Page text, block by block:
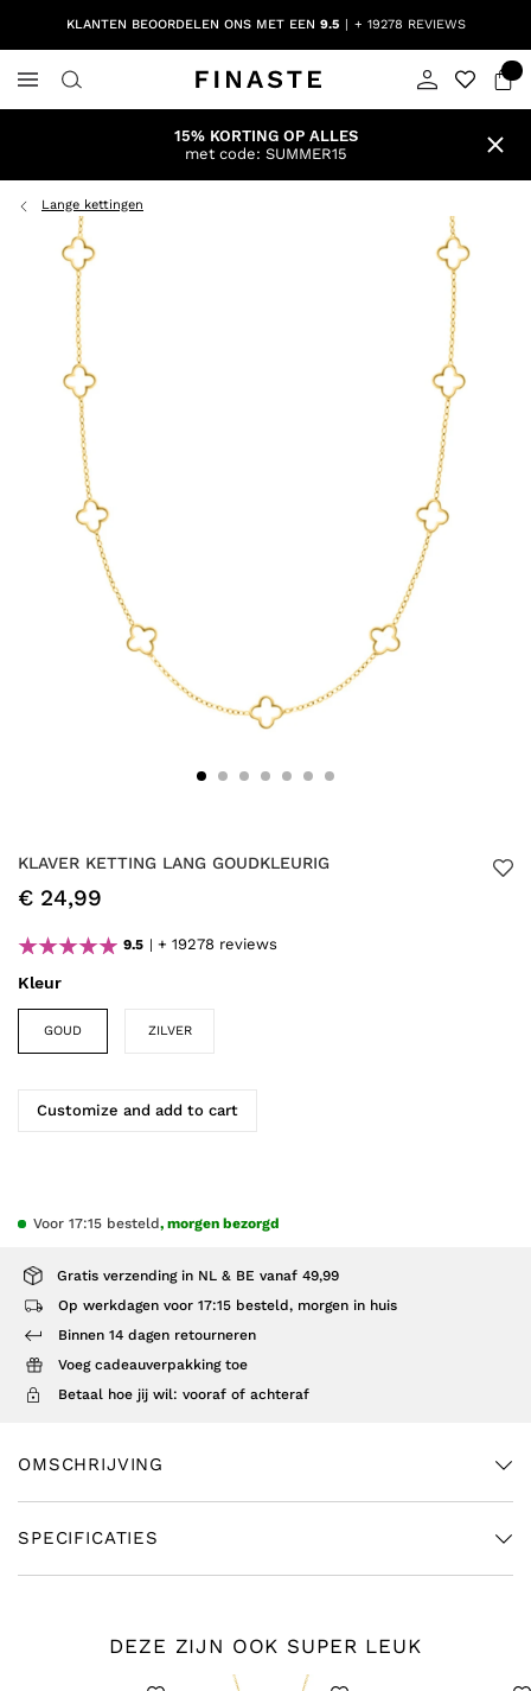
KLANTEN BEOORDELEN ONS MET EEN 9.5 + 19278 REVIEWS
15% KORTING OP ALLES
met code: SUMMER15
Lange kettingen
KLAVER KETTING LANG GOUDKLEURIG
Kleur
GOUD ZILVER
9.5 + 19278 reviews
Gratis verzending in NL & BE vanaf 49,99
Op werkdagen voor 17:15 besteld, morgen in huis
Binnen 14 dagen retourneren
Voeg cadeauverpakking toe
Betaal hoe jij wil: vooraf of achteraf
€ 24,99
Customize and add to cart
Voor 17:15 besteld, morgen bezorgd
OMSCHRIJVING
SPECIFICATIES
DEZE ZIJN OOK SUPER LEUK